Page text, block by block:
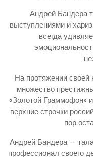
Андрей Бандера
выступлениями и
всегда
На протяжении
множество
«Золотой Граммофон»
верхние строчки
пор
Андрей Бандера —
профессионал своего